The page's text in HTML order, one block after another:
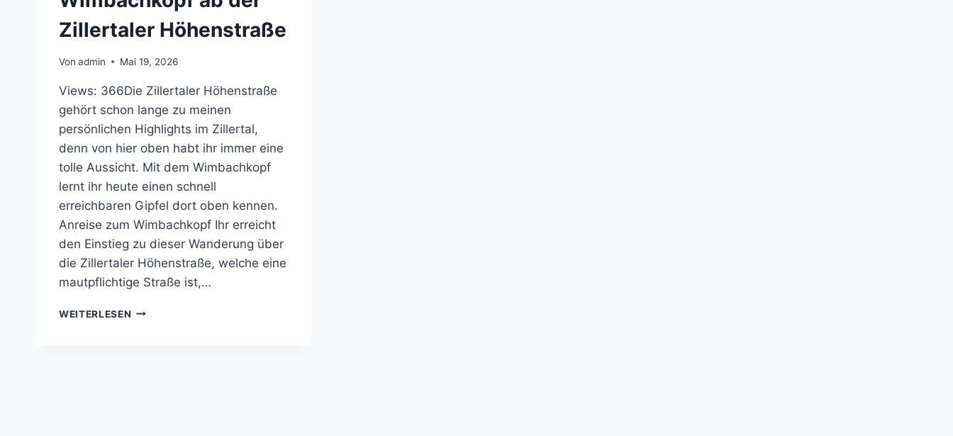
Zillertaler Höhenstraße
Von admin Mai 19, 2026
Views: 366Die Zillertaler Höhenstraße
gehört schon lange zu meinen
persönlichen Highlights im Zillertal,
denn von hier oben habt ihr immer eine
tolle Aussicht. Mit dem Wimbachkopf
lernt ihr heute einen schnell
erreichbaren Gipfel dort oben kennen.
Anreise zum Wimbachkopf Ihr erreicht
den Einstieg zu dieser Wanderung über
die Zillertaler Höhenstraße, welche eine
mautpflichtige Straße ist,…
WEITERLESEN WANDERUNG